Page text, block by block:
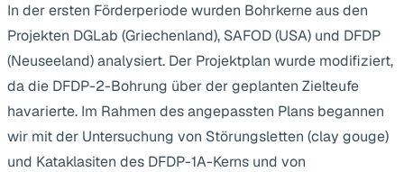
In der ersten Förderperiode wurden Bohrkerne aus den
Projekten DGLab (Griechenland), SAFOD (USA) und DFDP
(Neuseeland) analysiert. Der Projektplan wurde modifiziert,
da die DFDP-2-Bohrung über der geplanten Zielteufe
havarierte. Im Rahmen des angepassten Plans begannen
wir mit der Untersuchung von Störungsletten (clay gouge)
und Kataklasiten des DFDP-1A-Kerns und von